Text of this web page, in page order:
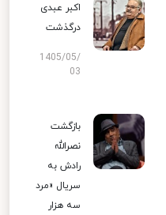
اکبر عبدی
درگذشت
1405/05/
03
بازگشت
نصرالله
رادش به
سریال «مرد
سه هزار